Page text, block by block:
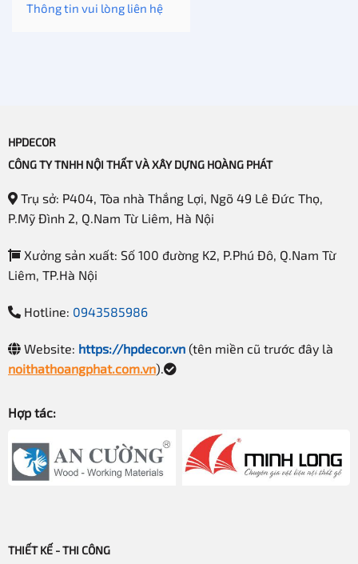
Thông tin vui lòng liên hệ
HPDECOR
CÔNG TY TNHH NỘI THẤT VÀ XÂY DỰNG HOÀNG PHÁT
Trụ sở: P404, Tòa nhà Thắng Lợi, Ngõ 49 Lê Đức Thọ,
P.Mỹ Đình 2, Q.Nam Từ Liêm, Hà Nội
Xưởng sản xuất: Số 100 đường K2, P.Phú Đô, Q.Nam Từ
Liêm, TP.Hà Nội
Hotline: 0943585986
Website: https://hpdecor.vn(tên miền cũ trước đây là
noithathoangphat.com.vn).
Hợp tác:
THIẾT KẾ - THI CÔNG